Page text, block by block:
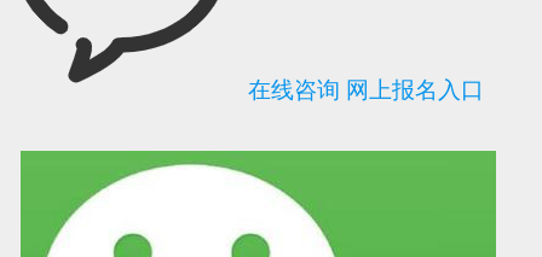
可信网站信用评 网络警察提醒你 诚信网站
在线咨询 网上报名入口